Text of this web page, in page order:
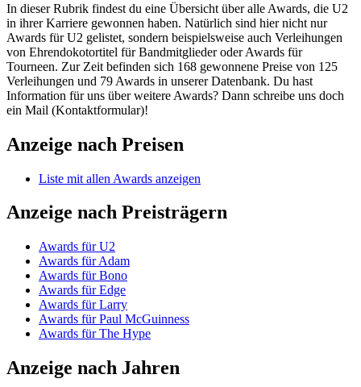
In dieser Rubrik findest du eine Übersicht über alle Awards, die U2
in ihrer Karriere gewonnen haben. Natürlich sind hier nicht nur
Awards für U2 gelistet, sondern beispielsweise auch Verleihungen
von Ehrendokotortitel für Bandmitglieder oder Awards für
Tourneen. Zur Zeit befinden sich 168 gewonnene Preise von 125
Verleihungen und 79 Awards in unserer Datenbank. Du hast
Information für uns über weitere Awards? Dann schreibe uns doch
ein Mail (Kontaktformular)!
Anzeige nach Preisen
Liste mit allen Awards anzeigen
Anzeige nach Preisträgern
Awards für U2
Awards für Adam
Awards für Bono
Awards für Edge
Awards für Larry
Awards für Paul McGuinness
Awards für The Hype
Anzeige nach Jahren